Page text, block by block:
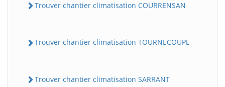
Trouver chantier climatisation COURRENSAN
Trouver chantier climatisation TOURNECOUPE
Trouver chantier climatisation SARRANT